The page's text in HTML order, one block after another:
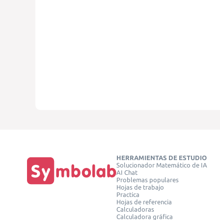
HERRAMIENTAS DE ESTUDIO
Solucionador Matemático de IA
AI Chat
Problemas populares
Hojas de trabajo
Practica
Hojas de referencia
Calculadoras
Calculadora gráfica